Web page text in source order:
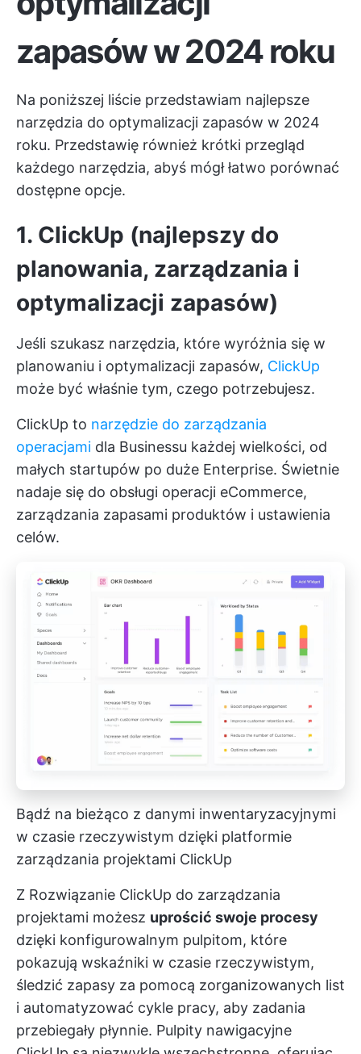
zapasów w 2024 roku
Na poniższej liście przedstawiam najlepsze
narzędzia do optymalizacji zapasów w 2024
roku. Przedstawię również krótki przegląd
każdego narzędzia, abyś mógł łatwo porównać
dostępne opcje.
1. ClickUp (najlepszy do
planowania, zarządzania i
optymalizacji zapasów)
Jeśli szukasz narzędzia, które wyróżnia się w
planowaniu i optymalizacji zapasów, ClickUp
może być właśnie tym, czego potrzebujesz.
ClickUp to narzędzie do zarządzania
operacjami dla Businessu każdej wielkości, od
małych startupów po duże Enterprise. Świetnie
nadaje się do obsługi operacji eCommerce,
zarządzania zapasami produktów i ustawienia
celów.
Bądź na bieżąco z danymi inwentaryzacyjnymi
w czasie rzeczywistym dzięki platformie
zarządzania projektami ClickUp
Z Rozwiązanie ClickUp do zarządzania
projektami możesz uprościć swoje procesy
dzięki konfigurowalnym pulpitom, które
pokazują wskaźniki w czasie rzeczywistym,
śledzić zapasy za pomocą zorganizowanych list
i automatyzować cykle pracy, aby zadania
przebiegały płynnie. Pulpity nawigacyjne